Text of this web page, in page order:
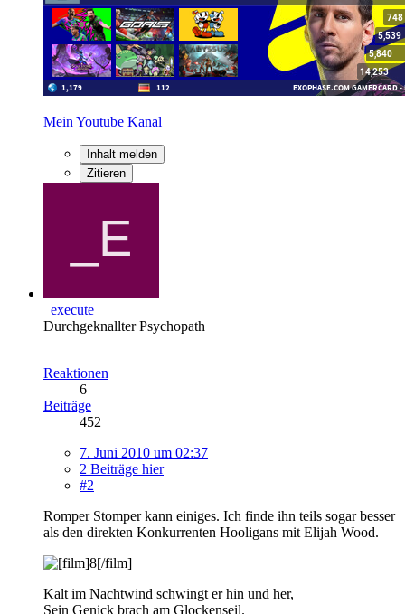
Mein Youtube Kanal
Inhalt melden
Zitieren
_execute_
Durchgeknallter Psychopath
Reaktionen
6
Beiträge
452
7. Juni 2010 um 02:37
2 Beiträge hier
#2
Romper Stomper kann einiges. Ich finde ihn teils sogar besser
als den direkten Konkurrenten Hooligans mit Elijah Wood.
Kalt im Nachtwind schwingt er hin und her,
Sein Genick brach am Glockenseil.